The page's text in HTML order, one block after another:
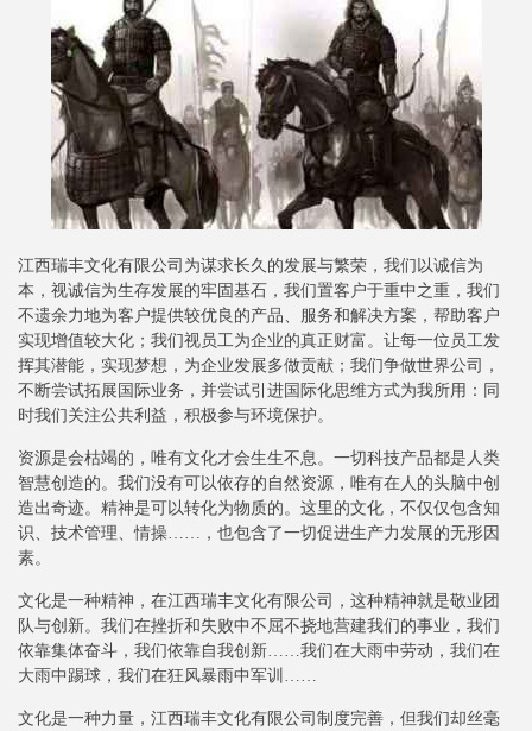
江西瑞丰文化有限公司为谋求长久的发展与繁荣，我们以诚信为
本，视诚信为生存发展的牢固基石，我们置客户于重中之重，我们
不遗余力地为客户提供较优良的产品、服务和解决方案，帮助客户
实现增值较大化；我们视员工为企业的真正财富。让每一位员工发
挥其潜能，实现梦想，为企业发展多做贡献；我们争做世界公司，
不断尝试拓展国际业务，并尝试引进国际化思维方式为我所用：同
时我们关注公共利益，积极参与环境保护。
资源是会枯竭的，唯有文化才会生生不息。一切科技产品都是人类
智慧创造的。我们没有可以依存的自然资源，唯有在人的头脑中创
造出奇迹。精神是可以转化为物质的。这里的文化，不仅仅包含知
识、技术管理、情操……，也包含了一切促进生产力发展的无形因
素。
文化是一种精神，在江西瑞丰文化有限公司，这种精神就是敬业团
队与创新。我们在挫折和失败中不屈不挠地营建我们的事业，我们
依靠集体奋斗，我们依靠自我创新……我们在大雨中劳动，我们在
大雨中踢球，我们在狂风暴雨中军训……
文化是一种力量，江西瑞丰文化有限公司制度完善，但我们却丝毫